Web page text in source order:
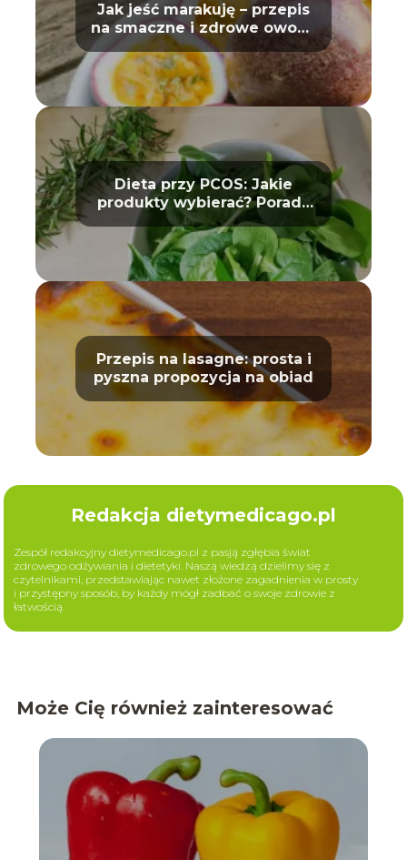
Jak jeść marakuję – przepis
na smaczne i zdrowe owoce
egzotyczne
Dieta przy PCOS: Jakie
produkty wybierać? Porady
dla kobiet
Przepis na lasagne: prosta i
pyszna propozycja na obiad
Redakcja dietymedicago.pl
Zespół redakcyjny dietymedicago.pl z pasją zgłębia świat
zdrowego odżywiania i dietetyki. Naszą wiedzą dzielimy się z
czytelnikami, przedstawiając nawet złożone zagadnienia w prosty
i przystępny sposób, by każdy mógł zadbać o swoje zdrowie z
łatwością.
Może Cię również zainteresować